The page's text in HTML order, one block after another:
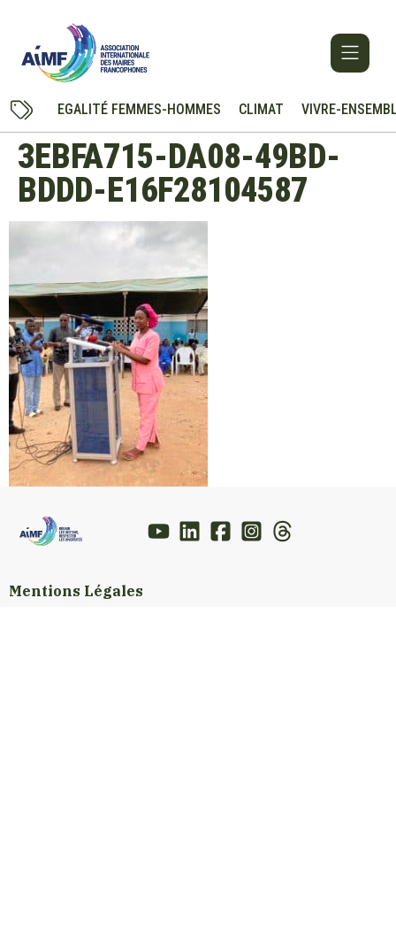
EGALITÉ FEMMES-HOMMES CLIMAT VIVRE-
3EBFA715-DA08-49BD-
BDDD-E16F28104587
Mentions Légales